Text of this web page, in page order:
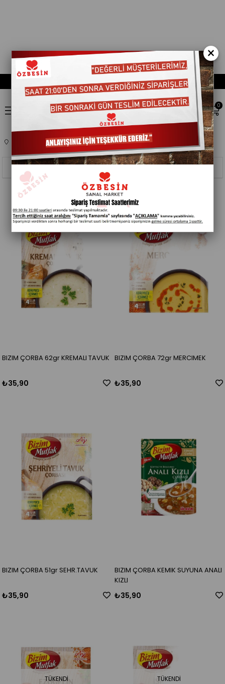
0
TEMEL GIDA ÇORBA
Filtreleme
Sıralama
BIZIM ÇORBA 62gr KREMALI TAVUK
₺35,90
BIZIM ÇORBA 72gr MERCIMEK
₺35,90
BIZIM ÇORBA 51gr SEHR.TAVUK
₺35,90
BIZIM ÇORBA KEMIK SUYUNA ANALI
KIZLI
₺35,90
TÜKENDI TÜKENDI
×